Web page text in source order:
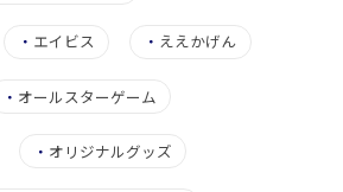
・ エイビス ・ ええかげん
・ オールスターゲーム
・ オリジナルグッズ